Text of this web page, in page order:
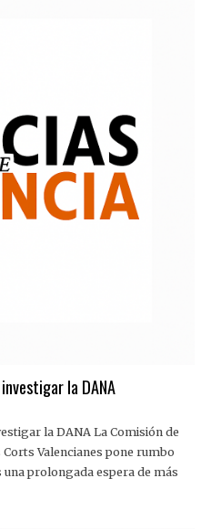
la DANA
la DANA La Comisión de
Valencianes pone rumbo
prolongada espera de más